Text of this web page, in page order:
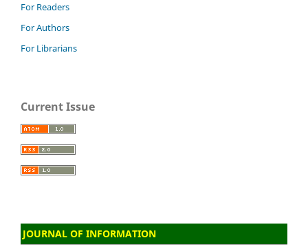
For Readers
For Authors
For Librarians
Current Issue
JOURNAL OF INFORMATION